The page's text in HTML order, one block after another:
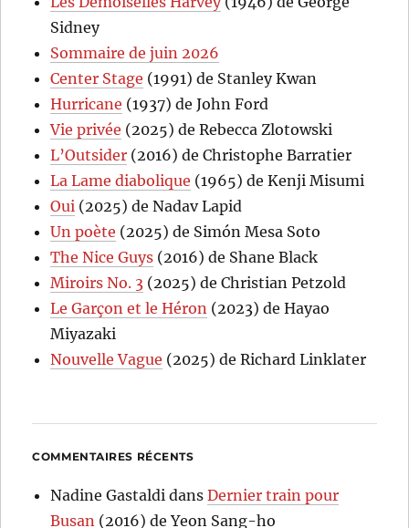
Sidney
Sommaire de juin 2026
Center Stage (1991) de Stanley Kwan
Hurricane (1937) de John Ford
Vie privée (2025) de Rebecca Zlotowski
L’Outsider (2016) de Christophe Barratier
La Lame diabolique (1965) de Kenji Misumi
Oui (2025) de Nadav Lapid
Un poète (2025) de Simón Mesa Soto
The Nice Guys (2016) de Shane Black
Miroirs No. 3 (2025) de Christian Petzold
Le Garçon et le Héron (2023) de Hayao
Miyazaki
Nouvelle Vague (2025) de Richard Linklater
COMMENTAIRES RÉCENTS
Nadine Gastaldi dansDernier train pour
Busan (2016) de Yeon Sang-ho